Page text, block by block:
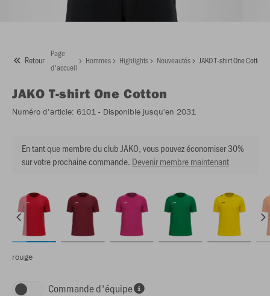
Retour
Page
d'accueil
Hommes Highlights Nouveautés JAKO T-shirt One Cotton
JAKO T-shirt One Cotton
Numéro d’article: 6101 - Disponible jusqu'en 2031
En tant que membre du club JAKO, vous pouvez économiser 30%
sur votre prochaine commande. Devenir membre maintenant
rouge
Commande d'équipe